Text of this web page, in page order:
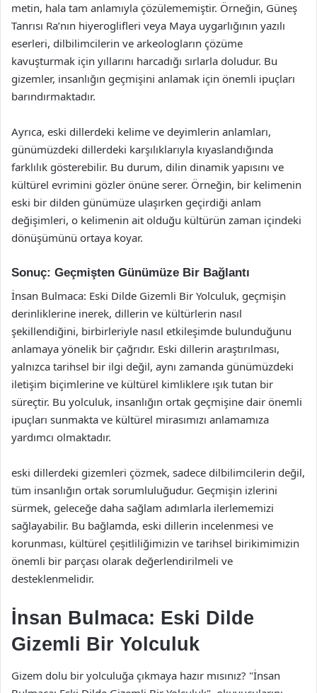
metin, hala tam anlamıyla çözülememiştir. Örneğin, Güneş
Tanrısı Ra’nın hiyeroglifleri veya Maya uygarlığının yazılı
eserleri, dilbilimcilerin ve arkeologların çözüme
kavuşturmak için yıllarını harcadığı sırlarla doludur. Bu
gizemler, insanlığın geçmişini anlamak için önemli ipuçları
barındırmaktadır.
Ayrıca, eski dillerdeki kelime ve deyimlerin anlamları,
günümüzdeki dillerdeki karşılıklarıyla kıyaslandığında
farklılık gösterebilir. Bu durum, dilin dinamik yapısını ve
kültürel evrimini gözler önüne serer. Örneğin, bir kelimenin
eski bir dilden günümüze ulaşırken geçirdiği anlam
değişimleri, o kelimenin ait olduğu kültürün zaman içindeki
dönüşümünü ortaya koyar.
Sonuç: Geçmişten Günümüze Bir Bağlantı
İnsan Bulmaca: Eski Dilde Gizemli Bir Yolculuk, geçmişin
derinliklerine inerek, dillerin ve kültürlerin nasıl
şekillendiğini, birbirleriyle nasıl etkileşimde bulunduğunu
anlamaya yönelik bir çağrıdır. Eski dillerin araştırılması,
yalnızca tarihsel bir ilgi değil, aynı zamanda günümüzdeki
iletişim biçimlerine ve kültürel kimliklere ışık tutan bir
süreçtir. Bu yolculuk, insanlığın ortak geçmişine dair önemli
ipuçları sunmakta ve kültürel mirasımızı anlamamıza
yardımcı olmaktadır.
eski dillerdeki gizemleri çözmek, sadece dilbilimcilerin değil,
tüm insanlığın ortak sorumluluğudur. Geçmişin izlerini
sürmek, geleceğe daha sağlam adımlarla ilerlememizi
sağlayabilir. Bu bağlamda, eski dillerin incelenmesi ve
korunması, kültürel çeşitliliğimizin ve tarihsel birikimimizin
önemli bir parçası olarak değerlendirilmeli ve
desteklenmelidir.
İnsan Bulmaca: Eski Dilde
Gizemli Bir Yolculuk
Gizem dolu bir yolculuğa çıkmaya hazır mısınız? "İnsan